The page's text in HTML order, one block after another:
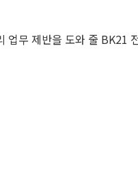
무 제반을 도와 줄 BK21